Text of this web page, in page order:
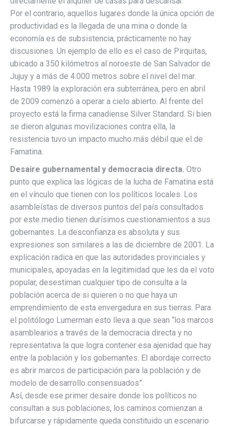
Por el contrario, aquellos lugares donde la única opción de
productividad es la llegada de una mina o donde la
economía es de subsistencia, prácticamente no hay
discusiones. Un ejemplo de ello es el caso de Pirquitas,
ubicado a 350 kilómetros al noroeste de San Salvador de
Jujuy y a más de 4.000 metros sobre el nivel del mar.
Hasta 1989 la exploración era subterránea, pero en abril
de 2009 comenzó a operar a cielo abierto. Al frente del
proyecto está la firma canadiense Silver Standard. Si bien
se dieron algunas movilizaciones contra ella, la
resistencia tuvo un impacto mucho más débil que el de
Famatina.
Desaire gubernamental y democracia directa. Otro
punto que explica las lógicas de la lucha de Famatina está
en el vínculo que tienen con los políticos locales. Los
asambleístas de diversos puntos del país consultados
por este medio tienen durísimos cuestionamientos a sus
gobernantes. La desconfianza es absoluta y sus
expresiones son similares a las de diciembre de 2001. La
explicación radica en que las autoridades provinciales y
municipales, apoyadas en la legitimidad que les da el voto
popular, desestiman cualquier tipo de consulta a la
población acerca de si quieren o no que haya un
emprendimiento de esta envergadura en sus tierras. Para
el politólogo Lumerman esto lleva a que sean “los marcos
asamblearios a través de la democracia directa y no
representativa la que logra contener esa ajenidad que hay
entre la población y los gobernantes. El abordaje correcto
es abrir marcos de participación para la población y de
modelo de desarrollo consensuados”.
Así, desde ese primer desaire donde los políticos no
consultan a sus poblaciones, los caminos comienzan a
bifurcarse y rápidamente queda constituido un escenario